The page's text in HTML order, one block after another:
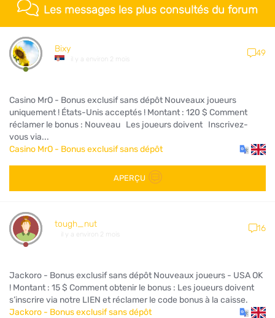
Les messages les plus consultés du forum
Bixy
il y a environ 2 mois
49
Casino MrO - Bonus exclusif sans dépôt Nouveaux joueurs
uniquement ! États-Unis acceptés ! Montant : 120 $ Comment
réclamer le bonus : Nouveau Les joueurs doivent Inscrivez-
vous via...
Casino MrO - Bonus exclusif sans dépôt
APERÇU
tough_nut
il y a environ 2 mois
16
Jackoro - Bonus exclusif sans dépôt Nouveaux joueurs - USA OK
! Montant : 15 $ Comment obtenir le bonus : Les joueurs doivent
s’inscrire via notre LIEN et réclamer le code bonus à la caisse.
Jackoro - Bonus exclusif sans dépôt